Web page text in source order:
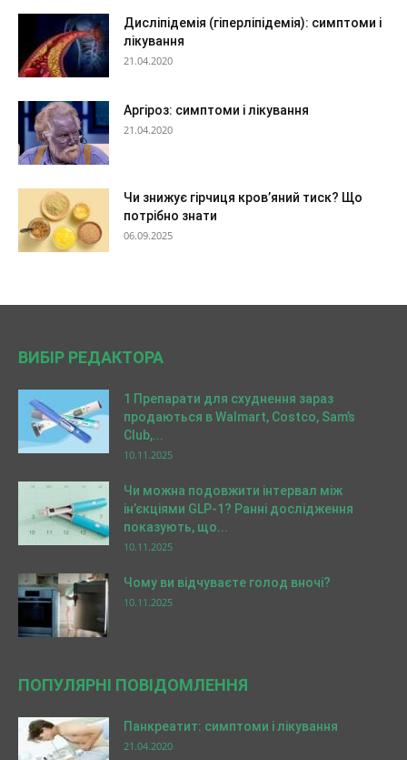
Дисліпідемія (гіперліпідемія): симптоми і
лікування
21.04.2020
Аргіроз: симптоми і лікування
21.04.2020
Чи знижує гірчиця кров’яний тиск? Що
потрібно знати
06.09.2025
ВИБІР РЕДАКТОРА
1 Препарати для схуднення зараз
продаються в Walmart, Costco, Sam’s
Club,...
10.11.2025
Чи можна подовжити інтервал між
ін’єкціями GLP-1? Ранні дослідження
показують, що...
10.11.2025
Чому ви відчуваєте голод вночі?
10.11.2025
ПОПУЛЯРНІ ПОВІДОМЛЕННЯ
Панкреатит: симптоми і лікування
21.04.2020